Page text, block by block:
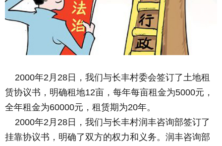
2000年2月28日，我们与长丰村委会签订了土地租
赁协议书，明确租地12亩，每年每亩租金为5000元，
全年租金为60000元，租赁期为20年。
2000年2月28日，我们与长丰村润丰咨询部签订了
挂靠协议书，明确了双方的权力和义务。润丰咨询部